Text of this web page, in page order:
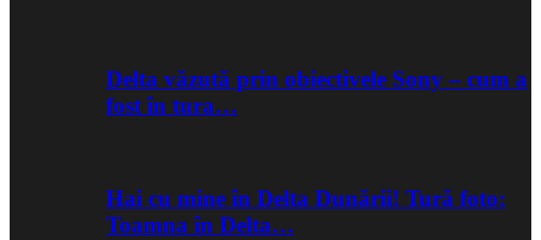
Delta văzută prin obiectivele Sony – cum a
fost în tura…
Hai cu mine în Delta Dunării! Tură foto:
Toamna în Delta…